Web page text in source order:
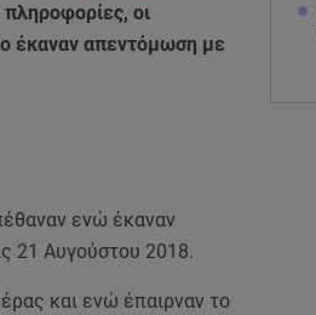
οι
έκαναν απεντόμωση με
ενώ έκαναν
21 Αυγούστου 2018.
και ενώ έπαιρναν το